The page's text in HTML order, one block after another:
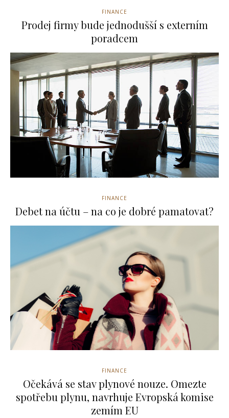
FINANCE
Prodej firmy bude jednodušší s externím
poradcem
FINANCE
Debet na účtu – na co je dobré pamatovat?
FINANCE
Očekává se stav plynové nouze. Omezte
spotřebu plynu, navrhuje Evropská komise
zemím EU